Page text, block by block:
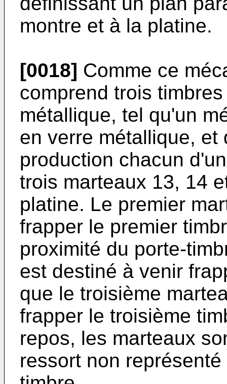
montre et à la platine.
[0018] Comme ce
comprend trois
métallique, tel qu'un
en verre métallique, et
production chacun
trois marteaux 13, 14
platine. Le premier
frapper le premier
proximité du porte-
est destiné à venir
que le troisième
frapper le troisième
repos, les marteaux
ressort non